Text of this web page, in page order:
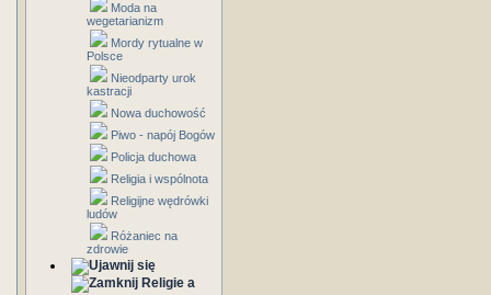
Moda na
wegetarianizm
Mordy rytualne w
Polsce
Nieodparty urok
kastracji
Nowa duchowość
Piwo - napój Bogów
Policja duchowa
Religia i wspólnota
Religijne wędrówki
ludów
Różaniec na
zdrowie
Religie a